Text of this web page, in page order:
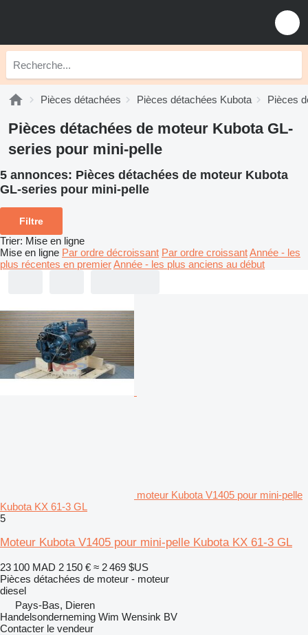
Pièces détachées Pièces détachées Kubota Pièces
Pièces détachées de moteur Kubota GL-
series pour mini-pelle
5 annonces: Pièces détachées de moteur Kubota
GL-series pour mini-pelle
Filtre
Trier: Mise en ligne
Mise en ligne Par ordre décroissant Par ordre croissantAnnée - les
plus récentes en premierAnnée - les plus anciens au début
moteur Kubota V1405 pour mini-pelle
Kubota KX 61-3 GL
5
Moteur Kubota V1405 pour mini-pelle Kubota KX 61-3 GL
23 100 MAD 2 150 € ≈ 2 469 $US
Pièces détachées de moteur - moteur
diesel
Pays-Bas, Dieren
Handelsonderneming Wim Wensink BV
Contacter le vendeur